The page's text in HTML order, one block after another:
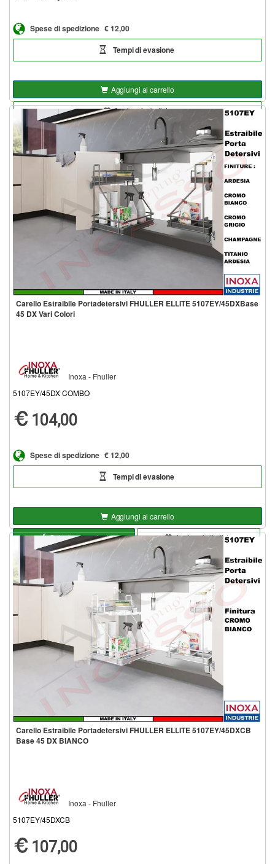
Spese di spedizione € 12,00
Tempi di evasione
Aggiungi al carrello
Aggiungi alla lista
Carello Estraibile Portadetersivi FHULLER ELLITE 5107EY/45DXBase
45 DX Vari Colori
Inoxa - Fhuller
5107EY/45DX COMBO
104,00
Spese di spedizione € 12,00
Tempi di evasione
Aggiungi al carrello
Seleziona opzioni
Aggiungi alla lista
Carello Estraibile Portadetersivi FHULLER ELLITE 5107EY/45DXCB
Base 45 DX BIANCO
Inoxa - Fhuller
5107EY/45DXCB
107,00